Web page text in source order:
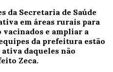
da Secretaria de Saúde
em áreas rurais para
e ampliar a
da prefeitura estão
daqueles não
Zeca.